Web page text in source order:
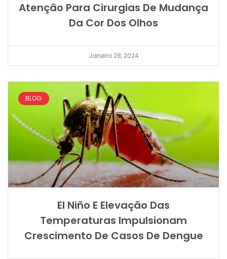
Atenção Para Cirurgias De Mudança
Da Cor Dos Olhos
Janeiro 28, 2024
BLOG
El Niño E Elevação Das
Temperaturas Impulsionam
Crescimento De Casos De Dengue